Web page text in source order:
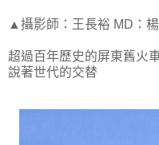
▲攝影師：王長裕 MD：
超過百年歷史的屏東舊火
說著世代的交替